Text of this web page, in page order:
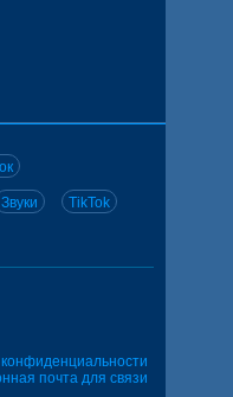
Звуки TikTok
почта для связи